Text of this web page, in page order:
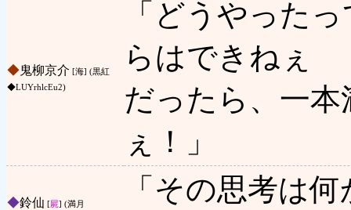
◆鬼柳京介 [海] (黒紅
◆LUYrhlcEu2)
「どうやった
らはできねぇ
だったら、一
ぇ！」
◆鈴仙 [屍] (満月
「その思考は